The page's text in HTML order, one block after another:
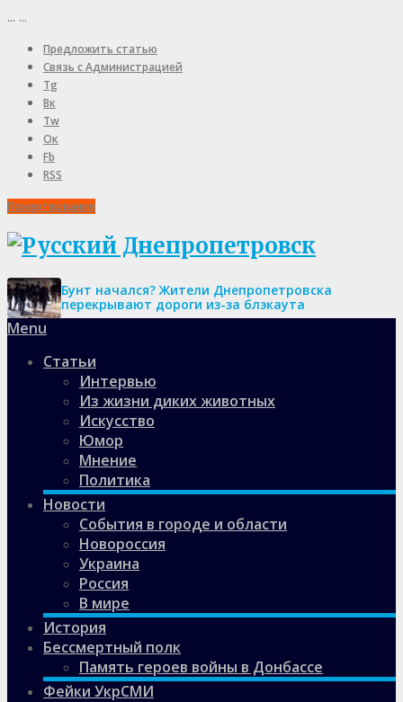
... ...
Предложить статью
Связь с Администрацией
Tg
Вк
Tw
Ок
Fb
RSS
Пожертвования
Бунт начался? Жители Днепропетровска
перекрывают дороги из-за блэкаута
Menu
Статьи
Интервью
Из жизни диких животных
Искусство
Юмор
Мнение
Политика
Новости
События в городе и области
Новороссия
Украина
Россия
В мире
История
Бессмертный полк
Память героев войны в Донбассе
Фейки УкрСМИ